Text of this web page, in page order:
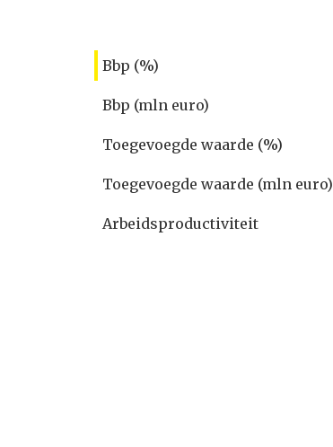
Bbp (%)
Bbp (mln euro)
Toegevoegde waarde (%)
Toegevoegde waarde (mln euro)
Arbeidsproductiviteit